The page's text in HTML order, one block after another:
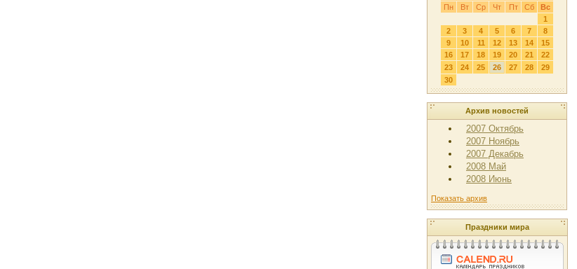
Пн
Вт Ср Чт Пт Сб
Вс
1
2
3 4 5 6 7
8
9
10 11 12 13 14
15
16
17 18 19 20 21
22
23
24 25 26 27 28
29
30
Архив новостей
2007 Октябрь
2007 Ноябрь
2007 Декабрь
2008 Май
2008 Июнь
Показать архив
Праздники мира